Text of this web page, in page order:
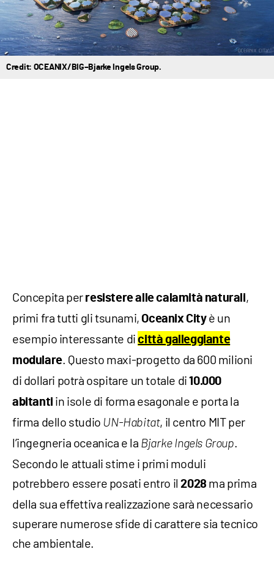
Credit: OCEANIX/BIG–Bjarke Ingels Group.
Concepita per resistere alle calamità naturali,
primi fra tutti gli tsunami, Oceanix Cityè un
esempio interessante dicittà galleggiante
modulare. Questo maxi-progetto da 600 milioni
di dollari potrà ospitare un totale di10.000
abitanti in isole di forma esagonale e porta la
firma dello studio UN-Habitat, il centro MIT per
l’ingegneria oceanica e la Bjarke Ingels Group.
Secondo le attuali stime i primi moduli
potrebbero essere posati entro il2028 ma prima
della sua effettiva realizzazione sarà necessario
superare numerose sfide di carattere sia tecnico
che ambientale.